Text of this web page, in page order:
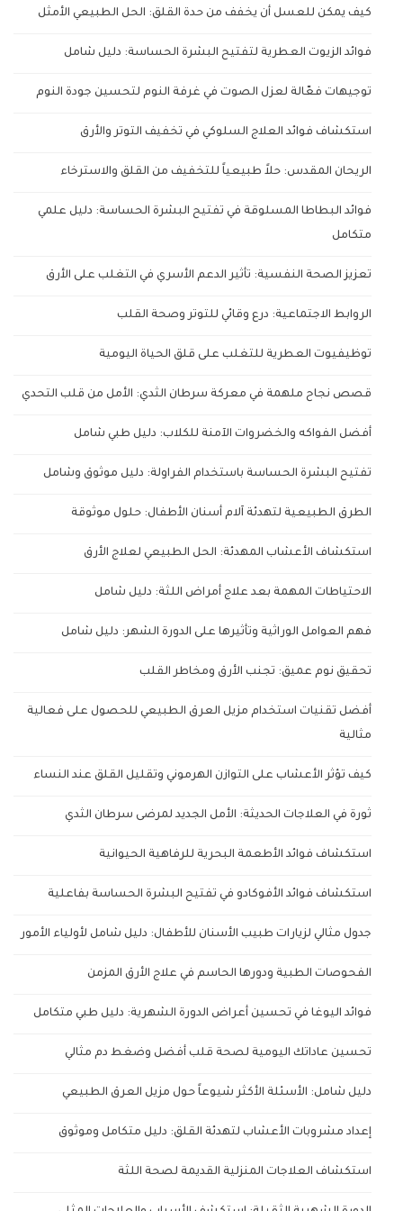
كيف يمكن للعسل أن يخفف من حدة القلق: الحل الطبيعي الأمثل
فوائد الزيوت العطرية لتفتيح البشرة الحساسة: دليل شامل
توجيهات فعّالة لعزل الصوت في غرفة النوم لتحسين جودة النوم
استكشاف فوائد العلاج السلوكي في تخفيف التوتر والأرق
الريحان المقدس: حلاً طبيعياً للتخفيف من القلق والاسترخاء
فوائد البطاطا المسلوقة في تفتيح البشرة الحساسة: دليل علمي
متكامل
تعزيز الصحة النفسية: تأثير الدعم الأسري في التغلب على الأرق
الروابط الاجتماعية: درع وقائي للتوتر وصحة القلب
توظيفيوت العطرية للتغلب على قلق الحياة اليومية
قصص نجاح ملهمة في معركة سرطان الثدي: الأمل من قلب التحدي
أفضل الفواكه والخضروات الآمنة للكلاب: دليل طبي شامل
تفتيح البشرة الحساسة باستخدام الفراولة: دليل موثوق وشامل
الطرق الطبيعية لتهدئة آلام أسنان الأطفال: حلول موثوقة
استكشاف الأعشاب المهدئة: الحل الطبيعي لعلاج الأرق
الاحتياطات المهمة بعد علاج أمراض اللثة: دليل شامل
فهم العوامل الوراثية وتأثيرها على الدورة الشهر: دليل شامل
تحقيق نوم عميق: تجنب الأرق ومخاطر القلب
أفضل تقنيات استخدام مزيل العرق الطبيعي للحصول على فعالية
مثالية
كيف تؤثر الأعشاب على التوازن الهرموني وتقليل القلق عند النساء
ثورة في العلاجات الحديثة: الأمل الجديد لمرضى سرطان الثدي
استكشاف فوائد الأطعمة البحرية للرفاهية الحيوانية
استكشاف فوائد الأفوكادو في تفتيح البشرة الحساسة بفاعلية
جدول مثالي لزيارات طبيب الأسنان للأطفال: دليل شامل لأولياء الأمور
الفحوصات الطبية ودورها الحاسم في علاج الأرق المزمن
فوائد اليوغا في تحسين أعراض الدورة الشهرية: دليل طبي متكامل
تحسين عاداتك اليومية لصحة قلب أفضل وضغط دم مثالي
دليل شامل: الأسئلة الأكثر شيوعاً حول مزيل العرق الطبيعي
إعداد مشروبات الأعشاب لتهدئة القلق: دليل متكامل وموثوق
استكشاف العلاجات المنزلية القديمة لصحة اللثة